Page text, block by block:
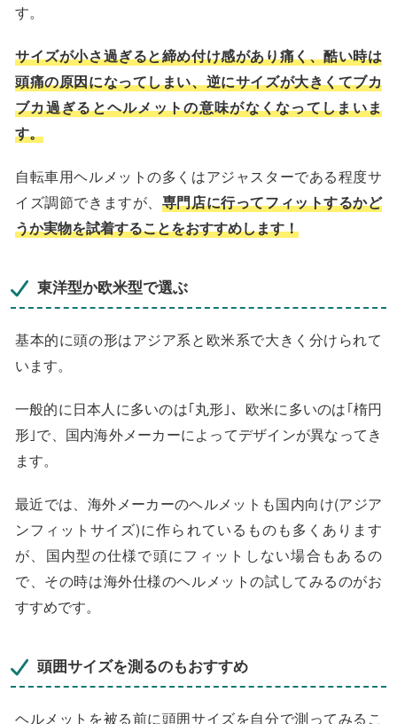
す。
サイズが小さ過ぎると締め付け感があり痛く、酷い時は
頭痛の原因になってしまい、逆にサイズが大きくてブカ
ブカ過ぎるとヘルメットの意味がなくなってしまいま
す。
自転車用ヘルメットの多くはアジャスターである程度サ
イズ調節できますが、 専門店に行ってフィットするかど
うか実物を試着することをおすすめします！
東洋型か欧米型で選ぶ
基本的に頭の形はアジア系と欧米系で大きく分けられて
います。
一般的に日本人に多いのは｢丸形｣、欧米に多いのは｢楕円
形｣で、国内海外メーカーによってデザインが異なってき
ます。
最近では、海外メーカーのヘルメットも国内向け(アジア
ンフィットサイズ)に作られているものも多くあります
が、国内型の仕様で頭にフィットしない場合もあるの
で、その時は海外仕様のヘルメットの試してみるのがお
すすめです。
頭囲サイズを測るのもおすすめ
ヘルメットを被る前に頭囲サイズを自分で測ってみるこ